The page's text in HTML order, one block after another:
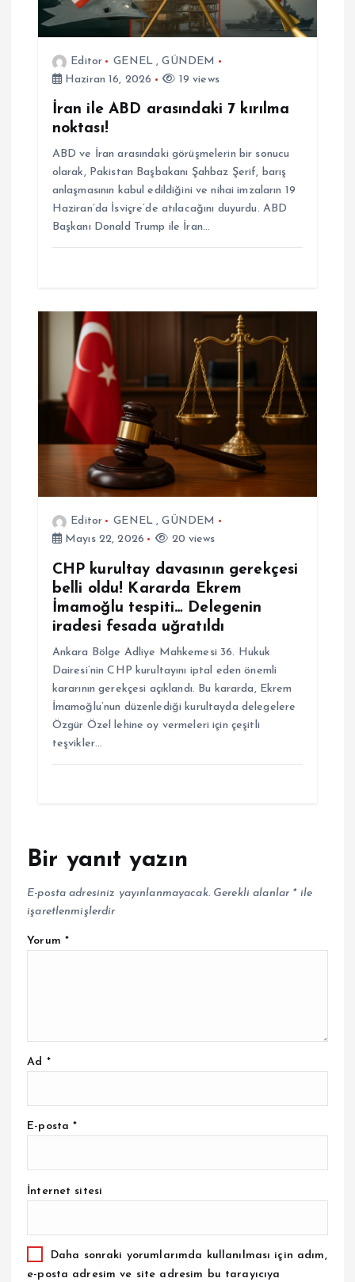
n
m
Editor GENEL,GÜNDEM
Haziran 16, 2026
19 views
İran ile ABD arasındaki 7 kırılma
noktası!
ABD ve İran arasındaki görüşmelerin bir sonucu
olarak, Pakistan Başbakanı Şahbaz Şerif, barış
anlaşmasının kabul edildiğini ve nihai imzaların 19
Haziran’da İsviçre’de atılacağını duyurdu. ABD
Başkanı Donald Trump ile İran…
Editor GENEL,GÜNDEM
Mayıs 22, 2026
20 views
CHP kurultay davasının gerekçesi
belli oldu! Kararda Ekrem
İmamoğlu tespiti… Delegenin
iradesi fesada uğratıldı
Ankara Bölge Adliye Mahkemesi 36. Hukuk
Dairesi’nin CHP kurultayını iptal eden önemli
kararının gerekçesi açıklandı. Bu kararda, Ekrem
İmamoğlu’nun düzenlediği kurultayda delegelere
Özgür Özel lehine oy vermeleri için çeşitli
teşvikler…
Bir yanıt yazın
E-posta adresiniz yayınlanmayacak. Gerekli alanlar *ile
işaretlenmişlerdir
Yorum *
Ad *
E-posta*
İnternet sitesi
Daha sonraki yorumlarımda kullanılması için adım,
e-posta adresim ve site adresim bu tarayıcıya